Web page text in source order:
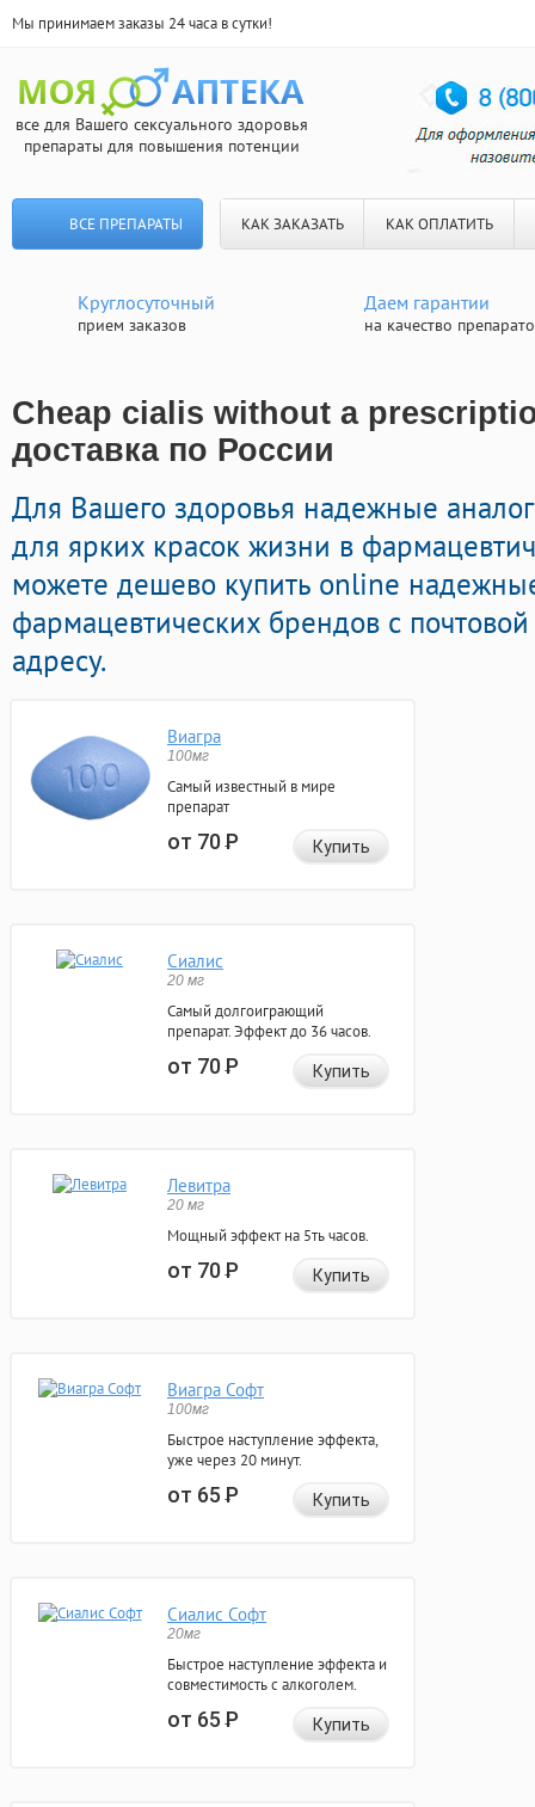
Мы принимаем заказы 24 часа в сутки!
все для Вашего сексуального здоровья
препараты для повышения потенции
ВСЕ ПРЕПАРАТЫ КАК ЗАКАЗАТЬ КАК ОПЛАТИТЬ
Круглосуточный
прием заказов
Даем гарантии
на качество
Cheap cialis without a
доставка по России
Для Вашего здоровья надежные
для ярких красок жизни в
можете дешево купить online
фармацевтических брендов с
адресу.
Виагра
100мг
Самый известный в мире
препарат
от 70Р Купить
Сиалис
20 мг
Самый долгоиграющий
препарат. Эффект до 36 часов.
от 70Р Купить
Левитра
20 мг
Мощный эффект на 5ть часов.
от 70Р Купить
Виагра Софт
100мг
Быстрое наступление эффекта,
уже через 20 минут.
от 65Р Купить
Сиалис Софт
20мг
Быстрое наступление эффекта и
совместимость с алкоголем.
от 65Р Купить